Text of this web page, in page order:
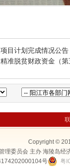
目计划完成情况公告
准脱贫财政资金（
Copyright ©
理委员会 主办 海陵岛
号
粤